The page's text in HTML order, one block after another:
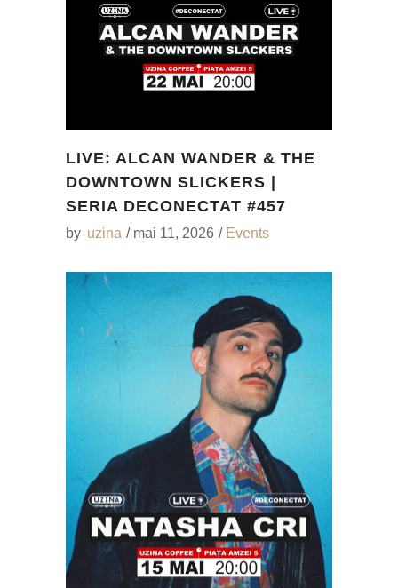
LIVE: ALCAN WANDER & THE
DOWNTOWN SLICKERS |
SERIA DECONECTAT #457
by uzina mai 11, 2026 Events